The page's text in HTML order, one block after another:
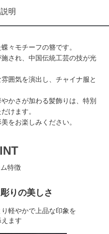
明
々モチーフの簪です。
され、中国伝統工芸の技が光
囲気を演出し、チャイナ服と
かさが加わる髪飾りは、特別
けます。
をお楽しみください。
特徴
りの美しさ
軽やかで上品な印象を
ます